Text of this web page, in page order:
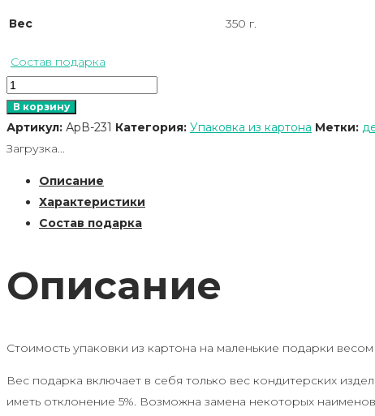
Вес 350 г.
Состав подарка
Количество
товара
Ларчик
В корзину
Артикул: АрВ-231 Категория: Упаковка из картона Метки:
Загрузка...
Описание
Характеристики
Состав подарка
Описание
Стоимость упаковки из картона на маленькие подарки
Вес подарка включает в себя только вес кондитерских
иметь отклонение 5%. Возможна замена некоторых